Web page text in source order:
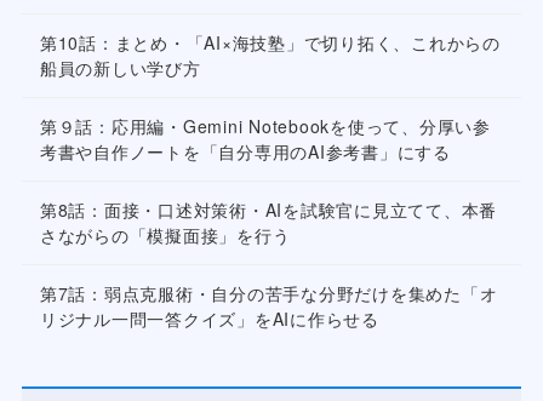
第10話：まとめ・「AI×海技塾」で切り拓く、これからの
船員の新しい学び方
第９話：応用編・Gemini Notebookを使って、分厚い参
考書や自作ノートを「自分専用のAI参考書」にする
第8話：面接・口述対策術・AIを試験官に見立てて、本番
さながらの「模擬面接」を行う
第7話：弱点克服術・自分の苦手な分野だけを集めた「オ
リジナル一問一答クイズ」をAIに作らせる